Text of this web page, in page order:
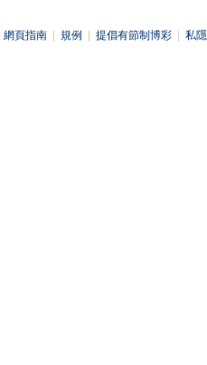
網頁指南 規例 提倡有節制博彩 私